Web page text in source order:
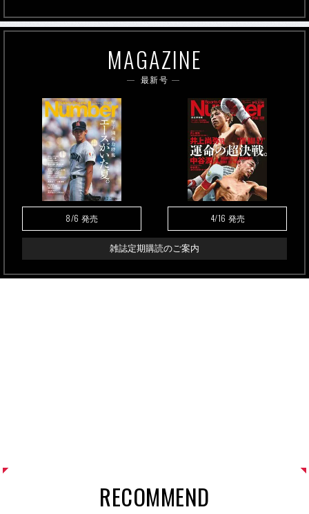
MAGAZINE
最新号
8/6 発売 4/16 発売
雑誌定期購読のご案内
RECOMMEND